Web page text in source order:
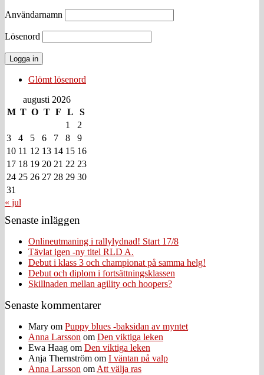
Användarnamn
Lösenord
Glömt lösenord
augusti 2026
M T O T F L
S
1
2
3
4 5 6 7 8
9
10 11 12 13 14 15 16
17 18 19 20 21 22 23
24 25 26 27 28 29 30
31
« jul
Senaste inläggen
Onlineutmaning i rallylydnad! Start 17/8
Tävlat igen -ny titel RLD A.
Debut i klass 3 och championat på samma helg!
Debut och diplom i fortsättningsklassen
Skillnaden mellan agility och hoopers?
Senaste kommentarer
Mary om Puppy blues -baksidan av myntet
Anna Larsson om Den viktiga leken
Ewa Haag om Den viktiga leken
Anja Thernström om I väntan på valp
Anna Larsson omAtt välja ras